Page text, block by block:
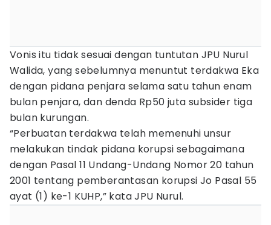
Vonis itu tidak sesuai dengan tuntutan JPU Nurul
Walida, yang sebelumnya menuntut terdakwa Eka
dengan pidana penjara selama satu tahun enam
bulan penjara, dan denda Rp50 juta subsider tiga
bulan kurungan.
“Perbuatan terdakwa telah memenuhi unsur
melakukan tindak pidana korupsi sebagaimana
dengan Pasal 11 Undang-Undang Nomor 20 tahun
2001 tentang pemberantasan korupsi Jo Pasal 55
ayat (1) ke-1 KUHP,” kata JPU Nurul.